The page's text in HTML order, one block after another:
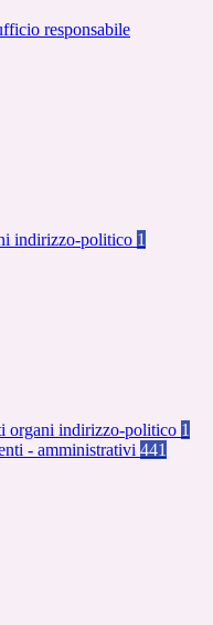
responsabile
indirizzo-politico 1
organi indirizzo-politico 1
- amministrativi 441